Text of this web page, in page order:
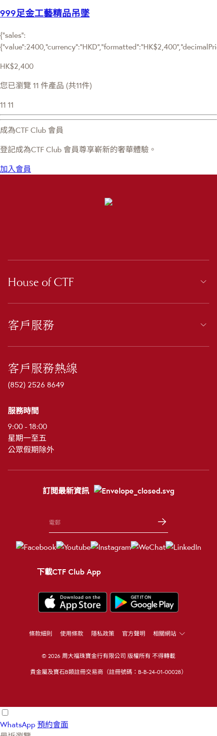
999足金工藝精品吊墜
{"sales":
HK$2,400
您已瀏覽 11 件產品 (共11件)
11 11
成為CTF Club 會員
登記成為CTF Club 會員尊享嶄新的奢華體驗。
加入會員
House of CTF
客戶服務
客戶服務熱線
(852) 2526 8649
服務時間
9:00 - 18:00
星期一至五
公眾假期除外
訂閲最新資訊
下載CTF Club App
條款細則 使用條款 隱私政策 官方聲明 相關網站
© 2026 周大福珠寶金行有限公司 版權所有 不得轉載
貴金屬及寶石B類註冊交易商（註冊號碼：B-B-24-01-00028）
WhatsApp 預約會面